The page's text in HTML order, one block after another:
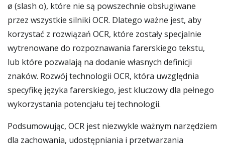
ø (slash o), które nie są powszechnie obsługiwane
przez wszystkie silniki OCR. Dlatego ważne jest, aby
korzystać z rozwiązań OCR, które zostały specjalnie
wytrenowane do rozpoznawania farerskiego tekstu,
lub które pozwalają na dodanie własnych definicji
znaków. Rozwój technologii OCR, która uwzględnia
specyfikę języka farerskiego, jest kluczowy dla pełnego
wykorzystania potencjału tej technologii.
Podsumowując, OCR jest niezwykle ważnym narzędziem
dla zachowania, udostępniania i przetwarzania